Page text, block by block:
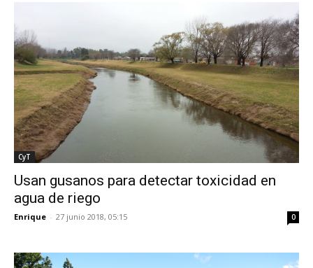
CyT
Usan gusanos para detectar toxicidad en
agua de riego
Enrique - 27 junio 2018, 05:15 0